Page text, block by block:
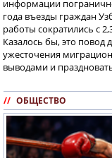
информации
года въезды граждан
работы сократились с
Казалось бы, это повод
ужесточения
выводами и
// ОБЩЕСТВО